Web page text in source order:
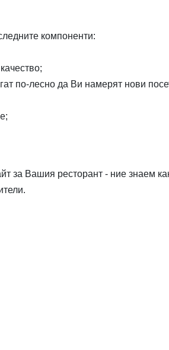
компоненти:
по-лесно да Ви намерят нови
за Вашия ресторант - ние знаем